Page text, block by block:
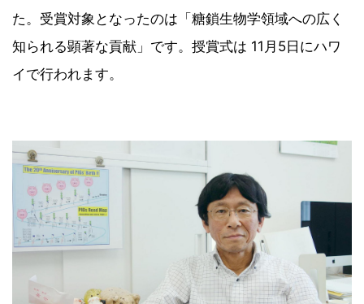
た。受賞対象となったのは「糖鎖生物学領域への広く
知られる顕著な貢献」です。授賞式は 11月5日にハワ
イで行われます。